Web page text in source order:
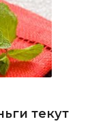
текут